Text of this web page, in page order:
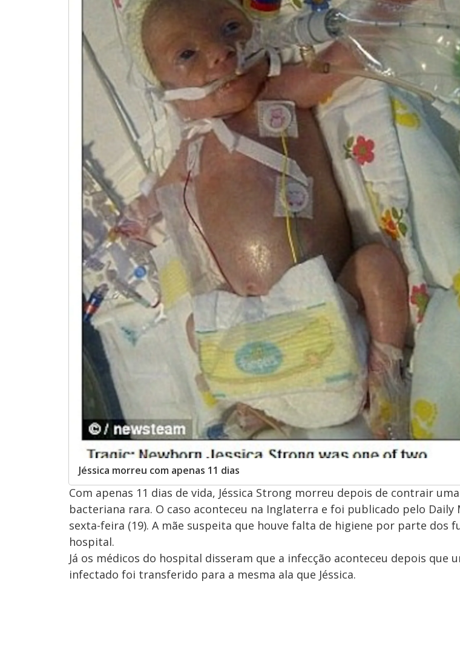
Jéssica morreu com apenas 11 dias
Com apenas 11 dias de vida, Jéssica Strong morreu depois de contrair
bacteriana rara. O caso aconteceu na Inglaterra e foi publicado pelo Daily
sexta-feira (19). A mãe suspeita que houve falta de higiene por parte dos
hospital.
Já os médicos do hospital disseram que a infecção aconteceu depois que
infectado foi transferido para a mesma ala que Jéssica.